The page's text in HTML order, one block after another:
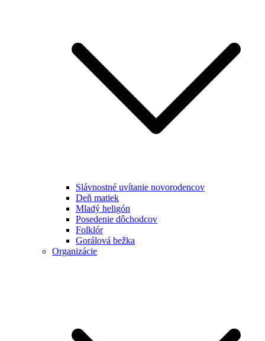
Slávnostné uvítanie novorodencov
Deň matiek
Mladý heligón
Posedenie dôchodcov
Folklór
Gorálová bežka
Organizácie